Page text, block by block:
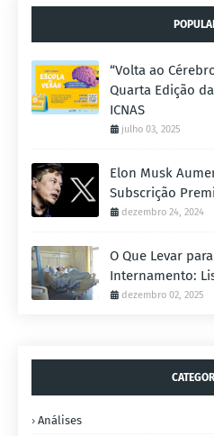
“Volta ao
Quarta Edição
ICNAS
julho 03, 2025
Elon Musk
Subscrição
dezembro 24, 2024
O Que Levar
Internamento:
dezembro 02, 2025
Análises